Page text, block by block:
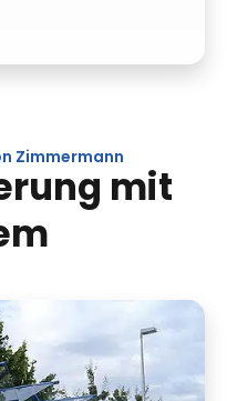
Zimmermann
mit